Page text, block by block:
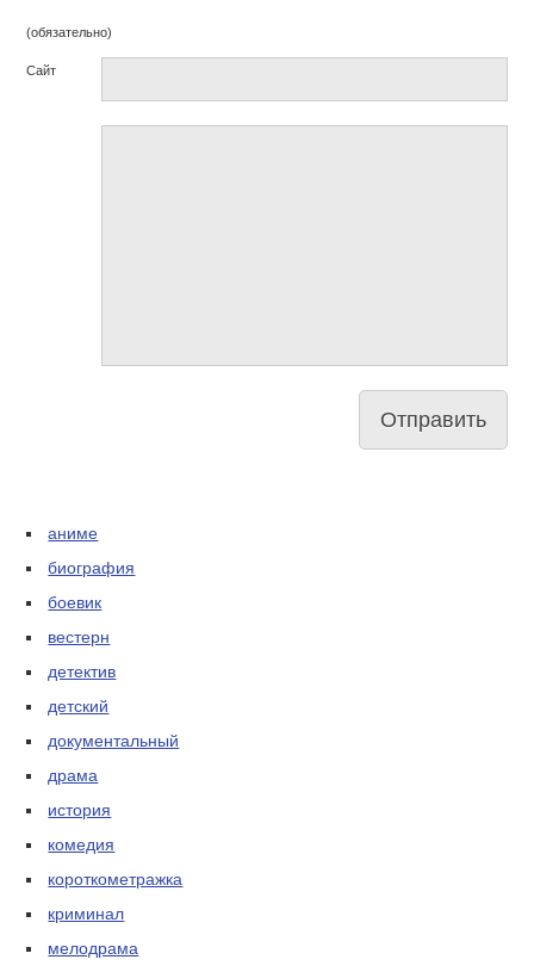
(обязательно)
Сайт
аниме
биография
боевик
вестерн
детектив
детский
документальный
драма
история
комедия
короткометражка
криминал
мелодрама